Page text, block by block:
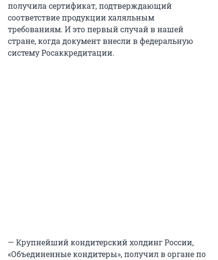
получила сертификат, подтверждающий
соответствие продукции халяльным
требованиям. И это первый случай в нашей
стране, когда документ внесли в федеральную
систему Росаккредитации.
— Крупнейший кондитерский холдинг России,
«Объединенные кондитеры», получил в органе по